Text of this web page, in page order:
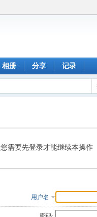
相册 分享 记录
您需要先登录才能继续本操作
用户名